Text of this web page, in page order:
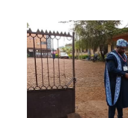
ASSAINISSEMENT
BREAKING-NEWS
CAMEROUN